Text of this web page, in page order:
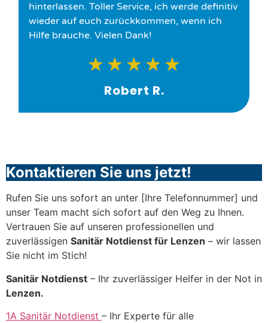
hinterlassen. Toller Service, ich werde definitiv
wieder auf euch zurückkommen, wenn ich
Hilfe brauche. Vielen Dank!
★ ★ ★ ★ ★
Robert R.
Kontaktieren Sie uns jetzt!
Rufen Sie uns sofort an unter [Ihre Telefonnummer] und
unser Team macht sich sofort auf den Weg zu Ihnen.
Vertrauen Sie auf unseren professionellen und
zuverlässigen Sanitär Notdienst für Lenzen – wir lassen
Sie nicht im Stich!
Sanitär Notdienst – Ihr zuverlässiger Helfer in der Not in
Lenzen.
1A Sanitär Notdienst – Ihr Experte für alle